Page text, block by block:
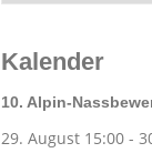
Kalender
10. Alpin-
29. August 15:00 -